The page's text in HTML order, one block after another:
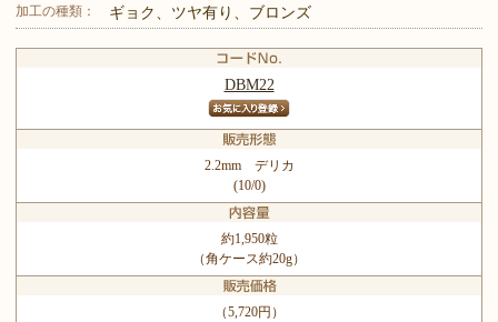
加工の種類： ギョク、ツヤ有り、ブロンズ
DBM22
2.2mm デリカ
(10/0)
約1,950粒
（角ケース約20g）
（5,720円）